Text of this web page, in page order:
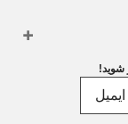
شوید!